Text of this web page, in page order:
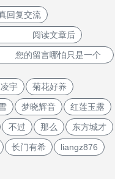
复交流
。 阅读文章后
的留言哪怕只是一个
宇 菊花好养
梦晓辉音 红莲玉露
不过 那么 东方城才
长门有希 liangz876